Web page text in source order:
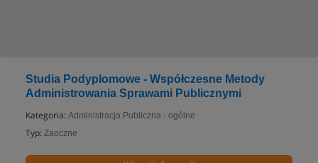
Studia Podyplomowe - Współczesne Metody
Administrowania Sprawami Publicznymi
Kategoria: Administracja Publiczna - ogólne
Typ: Zaoczne